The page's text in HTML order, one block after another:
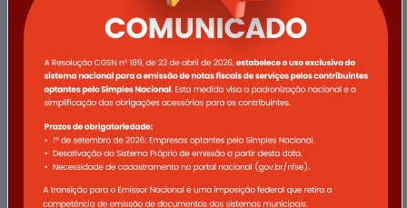
Atualização do Sistema Tributário Municipal e
Indisponibilidade Temporária de Serviços
A Prefeitura Municipal de Quartel Geral informa que
realizará uma importante atualização em seu sistema
e eficientes para todos
Ler notícia completa